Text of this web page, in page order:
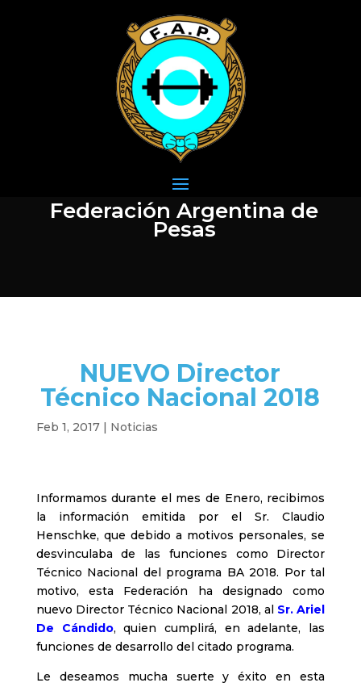
Federación Argentina de
Pesas
NUEVO Director
Técnico Nacional 2018
Feb 1, 2017| Noticias
Informamos durante el mes de Enero, recibimos
la información emitida por el Sr. Claudio
Henschke, que debido a motivos personales, se
desvinculaba de las funciones como Director
Técnico Nacional del programa BA 2018. Por tal
motivo, esta Federación ha designado como
nuevo Director Técnico Nacional 2018, al Sr. Ariel
De Cándido, quien cumplirá, en adelante, las
funciones de desarrollo del citado programa.
Le deseamos mucha suerte y éxito en esta